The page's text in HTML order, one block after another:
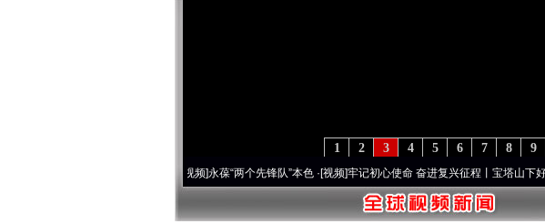
9
8
7
6
5
4
3
2
1
永葆“两个先锋队”本色·[视频]牢记初心使命 奋进复兴征程丨宝塔山下好光景..·[视频]